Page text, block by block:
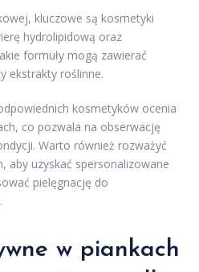
kluczowe są kosmetyki
hydrolipidową oraz
formuły mogą zawierać
ekstrakty roślinne.
kosmetyków ocenia
co pozwala na obserwację
Warto również rozważyć
aby uzyskać spersonalizowane
pielęgnację do
w piankach